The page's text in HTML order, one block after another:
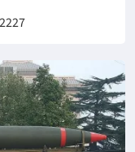
2227